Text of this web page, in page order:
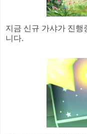
지금 신규 가샤가 진
니다.